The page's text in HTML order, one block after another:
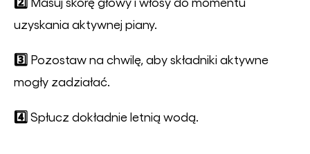
uzyskania aktywnej piany.
3️⃣ Pozostaw na chwilę, aby składniki aktywne
mogły zadziałać.
4️⃣Spłucz dokładnie letnią wodą.